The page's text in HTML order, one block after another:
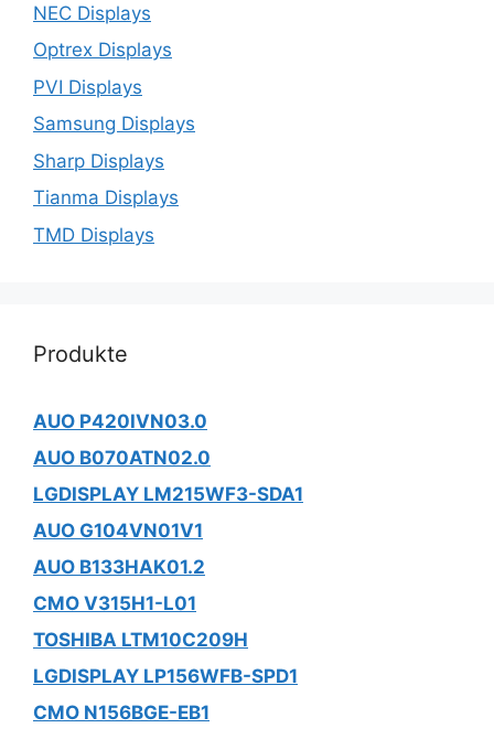
NEC Displays
Optrex Displays
PVI Displays
Samsung Displays
Sharp Displays
Tianma Displays
TMD Displays
Produkte
AUO P420IVN03.0
AUO B070ATN02.0
LGDISPLAY LM215WF3-SDA1
AUO G104VN01V1
AUO B133HAK01.2
CMO V315H1-L01
TOSHIBA LTM10C209H
LGDISPLAY LP156WFB-SPD1
CMO N156BGE-EB1